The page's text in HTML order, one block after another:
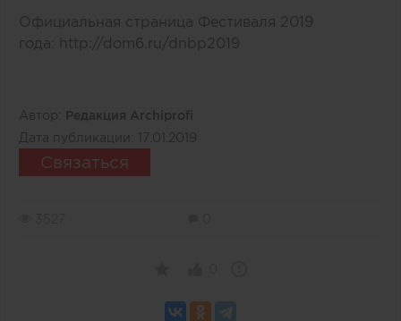
Официальная страница Фестиваля 2019
года:
http://dom6.ru/dnbp2019
Автор:
Редакция Archiprofi
Дата публикации:
17.01.2019
Связаться